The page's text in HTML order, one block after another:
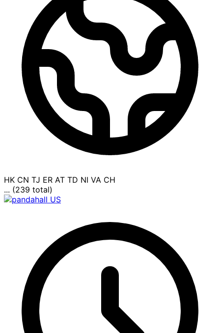
HK CN TJ ER AT TD NI VA CH
... (239 total)